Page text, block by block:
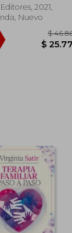
2021,
Nuevo
45%
dcto.